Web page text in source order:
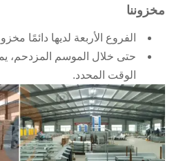
مخزوننا
الفروع الأربعة لديها دائمًا
حتى خلال الموسم المزدحم،
الوقت المحدد.